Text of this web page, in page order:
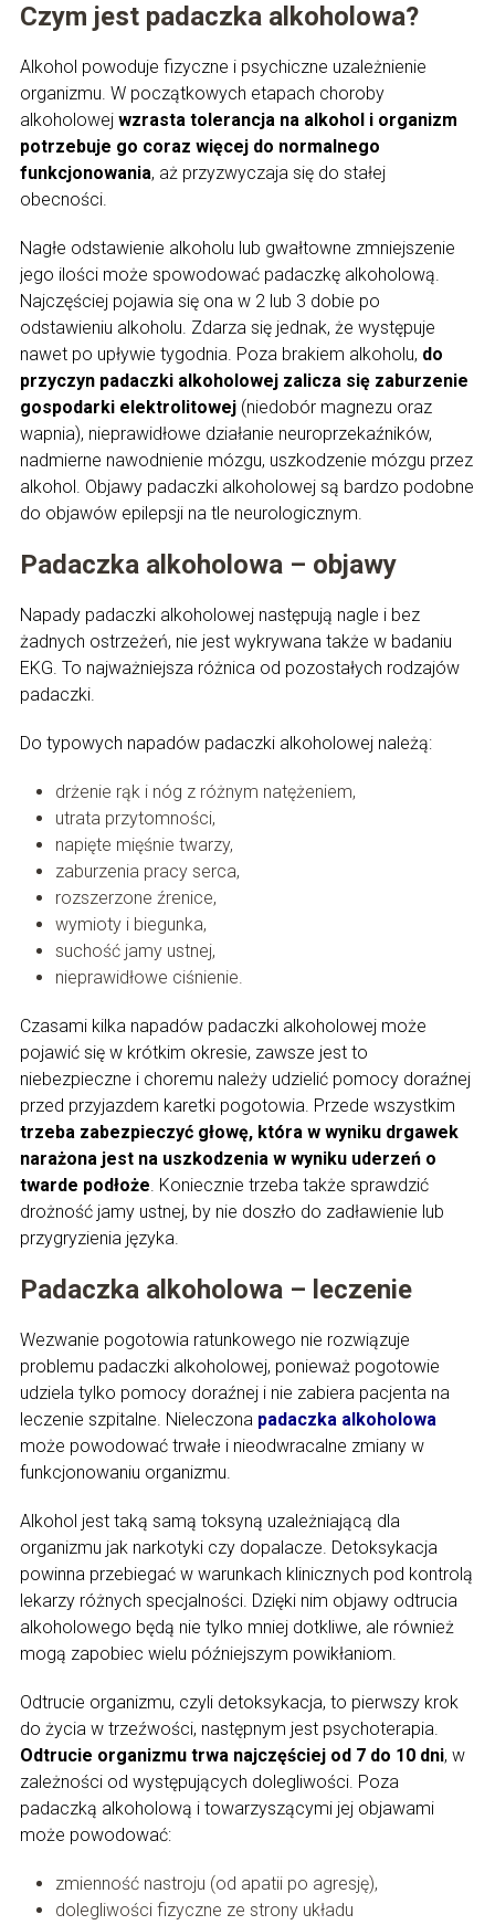
Czym jest padaczka alkoholowa?
Alkohol powoduje fizyczne i psychiczne uzależnienie
organizmu. W początkowych etapach choroby
alkoholowej wzrasta tolerancja na alkohol i organizm
potrzebuje go coraz więcej do normalnego
funkcjonowania, aż przyzwyczaja się do stałej
obecności.
Nagłe odstawienie alkoholu lub gwałtowne zmniejszenie
jego ilości może spowodować padaczkę alkoholową.
Najczęściej pojawia się ona w 2 lub 3 dobie po
odstawieniu alkoholu. Zdarza się jednak, że występuje
nawet po upływie tygodnia. Poza brakiem alkoholu, do
przyczyn padaczki alkoholowej zalicza się zaburzenie
gospodarki elektrolitowej(niedobór magnezu oraz
wapnia), nieprawidłowe działanie neuroprzekaźników,
nadmierne nawodnienie mózgu, uszkodzenie mózgu przez
alkohol. Objawy padaczki alkoholowej są bardzo podobne
do objawów epilepsji na tle neurologicznym.
Padaczka alkoholowa – objawy
Napady padaczki alkoholowej następują nagle i bez
żadnych ostrzeżeń, nie jest wykrywana także w badaniu
EKG. To najważniejsza różnica od pozostałych rodzajów
padaczki.
Do typowych napadów padaczki alkoholowej należą:
drżenie rąk i nóg z różnym natężeniem,
utrata przytomności,
napięte mięśnie twarzy,
zaburzenia pracy serca,
rozszerzone źrenice,
wymioty i biegunka,
suchość jamy ustnej,
nieprawidłowe ciśnienie.
Czasami kilka napadów padaczki alkoholowej może
pojawić się w krótkim okresie, zawsze jest to
niebezpieczne i choremu należy udzielić pomocy doraźnej
przed przyjazdem karetki pogotowia. Przede wszystkim
trzeba zabezpieczyć głowę, która w wyniku drgawek
narażona jest na uszkodzenia w wyniku uderzeń o
twarde podłoże. Koniecznie trzeba także sprawdzić
drożność jamy ustnej, by nie doszło do zadławienie lub
przygryzienia języka.
Padaczka alkoholowa – leczenie
Wezwanie pogotowia ratunkowego nie rozwiązuje
problemu padaczki alkoholowej, ponieważ pogotowie
udziela tylko pomocy doraźnej i nie zabiera pacjenta na
leczenie szpitalne. Nieleczona padaczka alkoholowa
może powodować trwałe i nieodwracalne zmiany w
funkcjonowaniu organizmu.
Alkohol jest taką samą toksyną uzależniającą dla
organizmu jak narkotyki czy dopalacze. Detoksykacja
powinna przebiegać w warunkach klinicznych pod kontrolą
lekarzy różnych specjalności. Dzięki nim objawy odtrucia
alkoholowego będą nie tylko mniej dotkliwe, ale również
mogą zapobiec wielu późniejszym powikłaniom.
Odtrucie organizmu, czyli detoksykacja, to pierwszy krok
do życia w trzeźwości, następnym jest psychoterapia.
Odtrucie organizmu trwa najczęściej od 7 do 10 dni, w
zależności od występujących dolegliwości. Poza
padaczką alkoholową i towarzyszącymi jej objawami
może powodować:
zmienność nastroju (od apatii po agresję),
dolegliwości fizyczne ze strony układu